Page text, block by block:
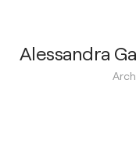
Alessandra